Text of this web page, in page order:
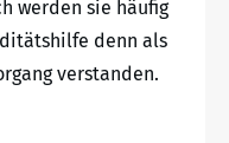
werden sie häufig
denn als
verstanden.